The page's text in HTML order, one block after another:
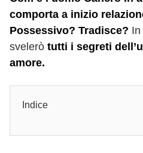
comporta a inizio
Possessivo? Tradisce?
svelerò tutti i segreti
amore.
Indice